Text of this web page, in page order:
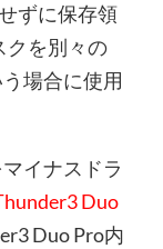
ずに保存領
クを別々の
場合に使用
イナスドラ
Duo
Duo Pro内